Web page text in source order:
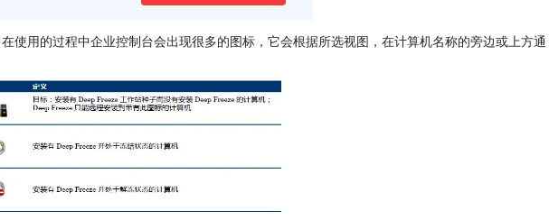
使用的过程中企业控制台会出现很多的图标，它会根据所选视图，在计算机名称的旁边或上方通